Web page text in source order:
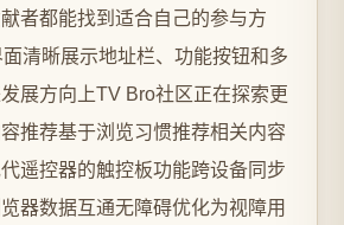
者都能找到适合自己的参与方
清晰展示地址栏、功能按钮和多
展方向上TV Bro社区正在探索更
推荐基于浏览习惯推荐相关内容
遥控器的触控板功能跨设备同步
器数据互通无障碍优化为视障用